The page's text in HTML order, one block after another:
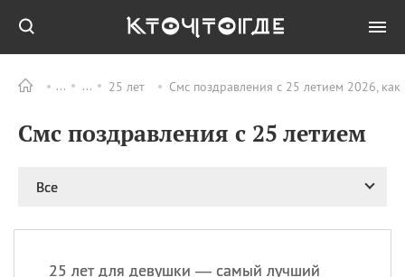
25 лет Смс поздравления с 25 летием 2026,
Смс поздравления с 25 летием
Все
25 лет для девушки — самый лучший
ПРАЗДНИКИ Все
11.08
Рождество святителя
Николая Чудотворца
праздник